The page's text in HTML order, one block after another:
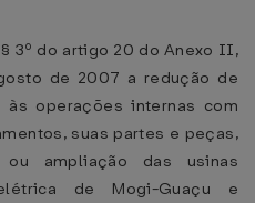
3º do artigo 20 do Anexo II,
de 2007 a redução de
operações internas com
suas partes e peças,
ampliação das usinas
de Mogi-Guaçu e